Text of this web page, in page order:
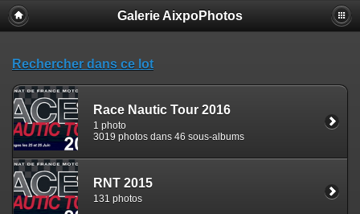
Galerie AixpoPhotos
Rechercher dans ce lot
Race Nautic Tour 2016
1 photo
3019 photos dans 46 sous-albums
RNT 2015
131 photos